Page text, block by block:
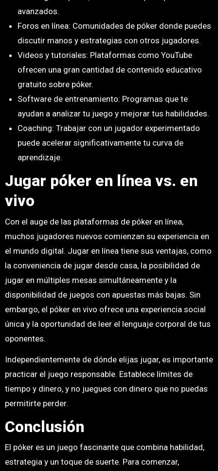
avanzados.
Foros en línea: Comunidades de póker donde puedes
discutir manos y estrategias con otros jugadores.
Videos y tutoriales: Plataformas como YouTube
ofrecen una gran cantidad de contenido educativo
gratuito sobre póker.
Software de entrenamiento: Programas que te
ayudan a analizar tu juego y mejorar tus habilidades.
Coaching: Trabajar con un jugador experimentado
puede acelerar significativamente tu curva de
aprendizaje.
Jugar póker en línea vs. en
vivo
Con el auge de las plataformas de póker en línea,
muchos jugadores nuevos comienzan su experiencia en
el mundo digital. Jugar en línea tiene sus ventajas, como
la conveniencia de jugar desde casa, la posibilidad de
jugar en múltiples mesas simultáneamente y la
disponibilidad de juegos con apuestas más bajas. Sin
embargo, el póker en vivo ofrece una experiencia social
única y la oportunidad de leer el lenguaje corporal de tus
oponentes.
Independientemente de dónde elijas jugar, es importante
practicar el juego responsable. Establece límites de
tiempo y dinero, y no juegues con dinero que no puedas
permitirte perder.
Conclusión
El póker es un juego fascinante que combina habilidad,
estrategia y un toque de suerte. Para comenzar,